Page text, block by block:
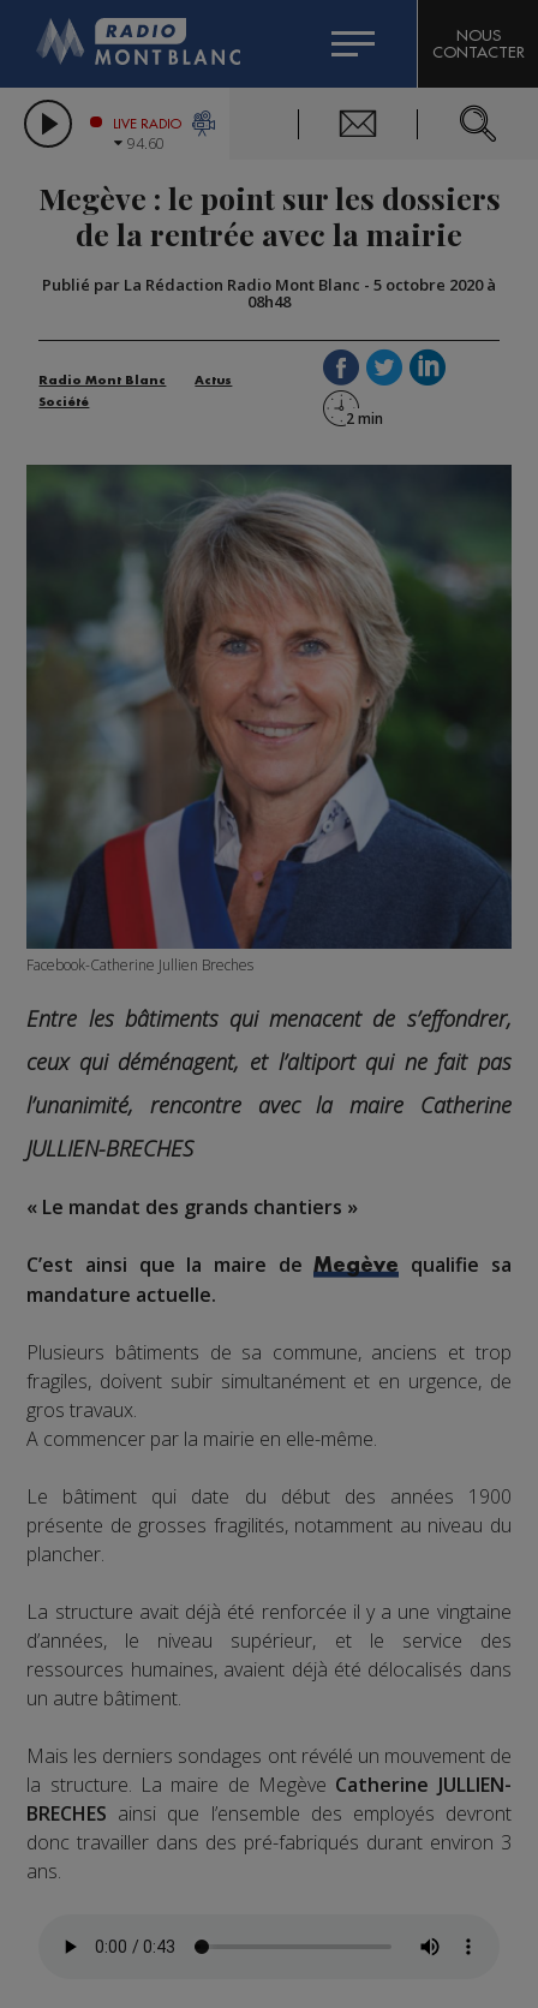
LES CHRONIQUES DE L'EXPERT
CITIZEN MACHINERY
GRAND MASSIF DOMAINES SKIABLES
BIGARD
COMPAGNIE DU MONT-BLANC
NOUS
CONTACTER
LIVE RADIO
94.60
Megève : le point sur les dossiers
de la rentrée avec la mairie
Publié par La Rédaction Radio Mont Blanc - 5 octobre 2020 à
08h48
Radio Mont Blanc
Actus
Société
Facebook-Catherine Jullien Breches
Entre les bâtiments qui menacent de s’effondrer,
ceux qui déménagent, et l’altiport qui ne fait pas
l’unanimité, rencontre avec la maire Catherine
JULLIEN-BRECHES
« Le mandat des grands chantiers »
C’est ainsi que la maire deMegève
qualifie sa
mandature actuelle.
Plusieurs bâtiments de sa commune, anciens et trop
fragiles, doivent subir simultanément et en urgence, de
gros travaux.
A commencer par la mairie en elle-même.
Le bâtiment qui date du début des années 1900
présente de grosses fragilités, notamment au niveau du
plancher.
La structure avait déjà été renforcée il y a une vingtaine
d’années, le niveau supérieur, et le service des
ressources humaines, avaient déjà été délocalisés dans
un autre bâtiment.
Mais les derniers sondages ont révélé un mouvement de
la structure. La maire de Megève Catherine JULLIEN-
BRECHES ainsi que l’ensemble des employés devront
donc travailler dans des pré-fabriqués durant environ 3
ans.